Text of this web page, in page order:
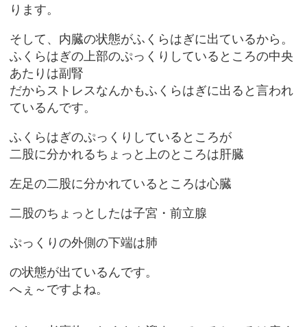
ります。
そして、内臓の状態がふくらはぎに出ているから。
ふくらはぎの上部のぷっくりしているところの中央
あたりは副腎
だからストレスなんかもふくらはぎに出ると言われ
ているんです。
ふくらはぎのぷっくりしているところが
二股に分かれるちょっと上のところは肝臓
左足の二股に分かれているところは心臓
二股のちょっとしたは子宮・前立腺
ぷっくりの外側の下端は肺
の状態が出ているんです。
へぇ～ですよね。